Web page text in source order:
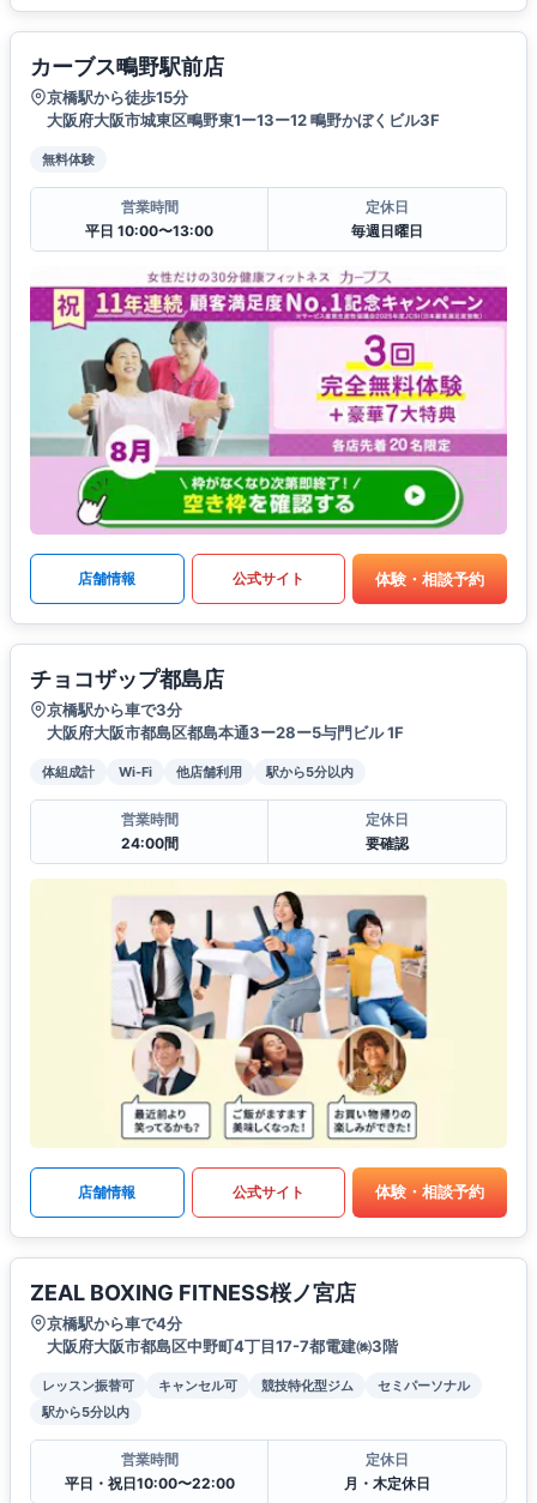
カーブス鴫野駅前店
京橋駅から徒歩15分
大阪府大阪市城東区鴫野東1ー13ー12 鴫野かぼくビル3F
無料体験
営業時間
平日 10:00〜13:00
定休日
毎週日曜日
店舗情報 公式サイト 体験・相談予約
チョコザップ都島店
京橋駅から車で3分
大阪府大阪市都島区都島本通3ー28ー5与門ビル 1F
体組成計 Wi-Fi 他店舗利用 駅から5分以内
営業時間
24:00間
定休日
要確認
店舗情報 公式サイト 体験・相談予約
ZEAL BOXING FITNESS桜ノ宮店
京橋駅から車で4分
大阪府大阪市都島区中野町4丁目17-7都電建㈱3階
レッスン振替可 キャンセル可 競技特化型ジム
セミパーソナル
駅から5分以内
営業時間
平日・祝日10:00〜22:00
定休日
月・木定休日